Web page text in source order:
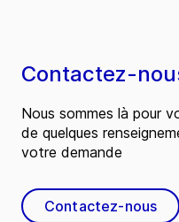
Contactez-
Nous sommes là pour
de quelques
votre demande
Contactez-nous